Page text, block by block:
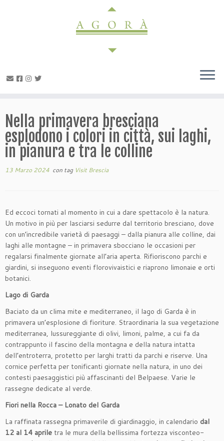
Nella primavera bresciana
esplodono i colori in città, sui laghi,
in pianura e tra le colline
13 Marzo 2024 con tag Visit Brescia
Ed eccoci tornati al momento in cui a dare spettacolo è la natura.
Un motivo in più per lasciarsi sedurre dal territorio bresciano, dove
con un’incredibile varietà di paesaggi – dalla pianura alle colline, dai
laghi alle montagne – in primavera sbocciano le occasioni per
regalarsi finalmente giornate all’aria aperta. Rifioriscono parchi e
giardini, si inseguono eventi florovivaistici e riaprono limonaie e orti
botanici.
Lago di Garda
Baciato da un clima mite e mediterraneo, il lago di Garda è in
primavera un’esplosione di fioriture. Straordinaria la sua vegetazione
mediterranea, lussureggiante di olivi, limoni, palme, a cui fa da
contrappunto il fascino della montagna e della natura intatta
dell’entroterra, protetto per larghi tratti da parchi e riserve. Una
cornice perfetta per tonificanti giornate nella natura, in uno dei
contesti paesaggistici più affascinanti del Belpaese. Varie le
rassegne dedicate al verde.
Fiori nella Rocca – Lonato del Garda
La raffinata rassegna primaverile di giardinaggio, in calendario dal
12 al 14 aprile tra le mura della bellissima fortezza visconteo-